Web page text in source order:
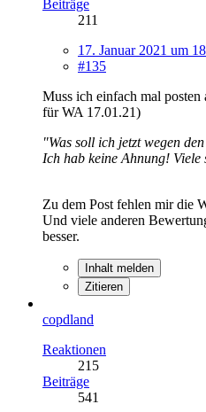
Beiträge
211
17. Januar 2021 um
#135
Muss ich einfach mal
für WA 17.01.21)
"Was soll ich jetzt wegen
Ich hab keine Ahnung!
Zu dem Post fehlen mir die
Und viele anderen
besser.
Inhalt melden
Zitieren
copdland
Reaktionen
215
Beiträge
541